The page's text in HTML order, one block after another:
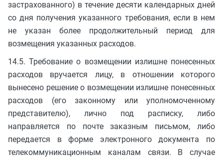
застрахованного) в течение десяти календарных дней
со дня получения указанного требования, если в нем
не указан более продолжительный период для
возмещения указанных расходов.
14.5. Требование о возмещении излишне понесенных
расходов вручается лицу, в отношении которого
вынесено решение о возмещении излишне понесенных
расходов (его законному или уполномоченному
представителю), лично под расписку, либо
направляется по почте заказным письмом, либо
передается в форме электронного документа по
телекоммуникационным каналам связи. В случае